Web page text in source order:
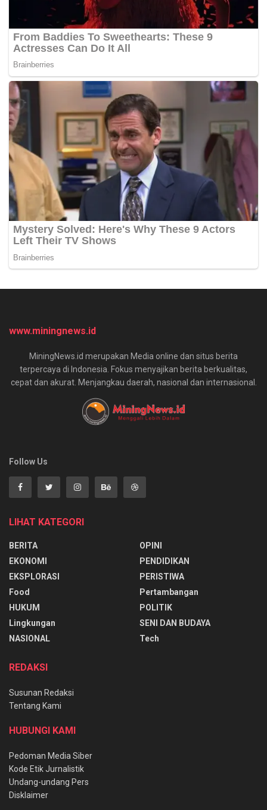
www.miningnews.id
MiningNews.id merupakan Media online dan situs berita
terpercaya di Indonesia. Fokus menyajikan berita berkualitas,
cepat dan akurat. Menjangkau daerah, nasional dan internasional.
Follow Us
LIHAT KATEGORI
BERITA
EKONOMI
EKSPLORASI
Food
HUKUM
Lingkungan
NASIONAL
OPINI
PENDIDIKAN
PERISTIWA
Pertambangan
POLITIK
SENI DAN BUDAYA
Tech
REDAKSI
Susunan Redaksi
Tentang Kami
HUBUNGI KAMI
Pedoman Media Siber
Kode Etik Jurnalistik
Undang-undang Pers
Disklaimer